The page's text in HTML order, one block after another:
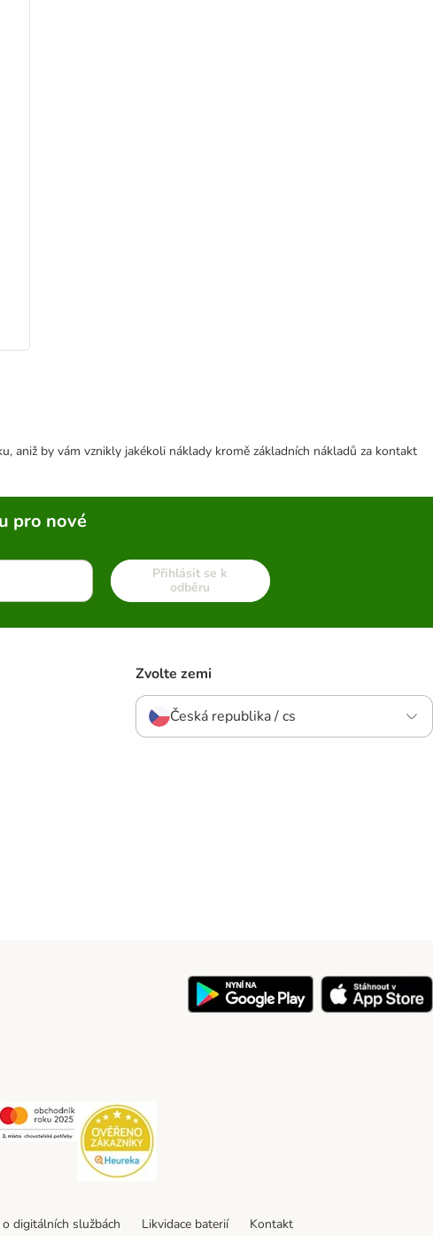
aniž by vám vznikly jakékoli náklady kromě základních nákladů za kontakt
pro nové
Přihlásit se k
odběru
Zvolte zemi
Česká republika / cs
Security Security
digitálních službách Likvidace baterií Kontakt